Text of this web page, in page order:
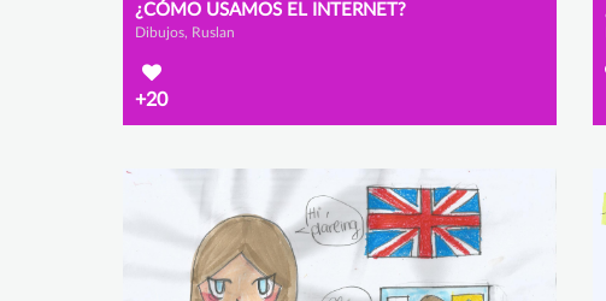
¿CÓMO USAMOS EL INTERNET?
Dibujos, Ruslan
+20